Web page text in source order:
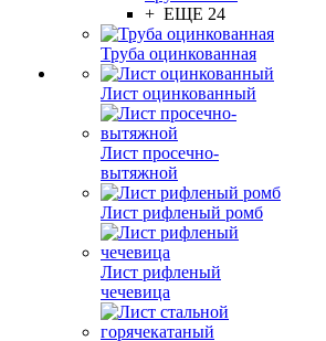
+ ЕЩЕ 24
Труба оцинкованная
Лист оцинкованный
Лист просечно-
вытяжной
Лист рифленый ромб
Лист рифленый
чечевица